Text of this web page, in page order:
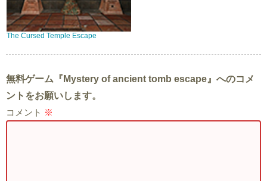
The Cursed Temple Escape
無料ゲーム『Mystery of ancient tomb escape』へのコメ
ントをお願いします。
コメント ※